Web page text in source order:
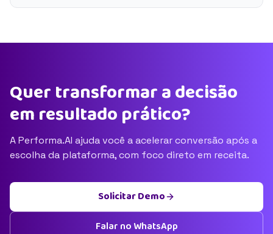
Quer transformar a decisão
em resultado prático?
A Performa.AI ajuda você a acelerar conversão após a
escolha da plataforma, com foco direto em receita.
Solicitar Demo
Falar no WhatsApp